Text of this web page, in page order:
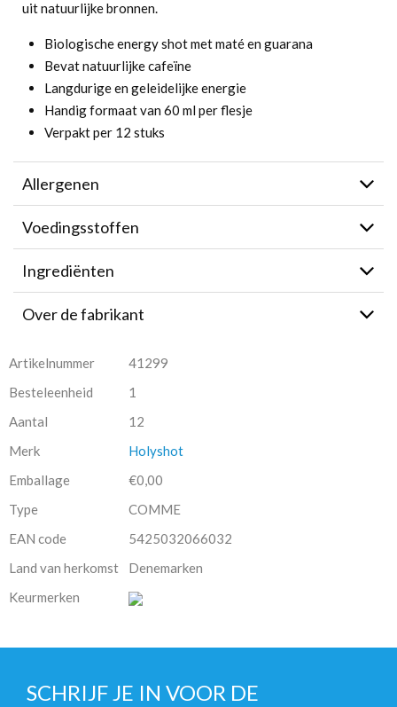
uit natuurlijke bronnen.
Biologische energy shot met maté en guarana
Bevat natuurlijke cafeïne
Langdurige en geleidelijke energie
Handig formaat van 60 ml per flesje
Verpakt per 12 stuks
Allergenen
Voedingsstoffen
Ingrediënten
Over de fabrikant
Artikelnummer
41299
Besteleenheid
1
Aantal
12
Merk
Holyshot
Emballage
€0,00
Type
COMME
EAN code
5425032066032
Land van herkomst
Denemarken
Keurmerken
SCHRIJF JE IN VOOR DE